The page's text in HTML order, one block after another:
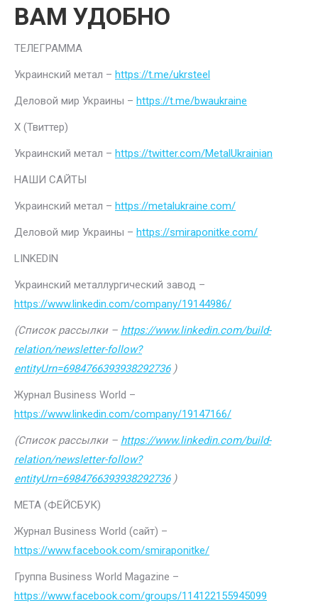
ВАМ УДОБНО
ТЕЛЕГРАММА
Украинский метал – https://t.me/ukrsteel
Деловой мир Украины – https://t.me/bwaukraine
Х (Твиттер)
Украинский метал – https://twitter.com/MetalUkrainian
НАШИ САЙТЫ
Украинский метал – https://metalukraine.com/
Деловой мир Украины – https://smiraponitke.com/
LINKEDIN
Украинский металлургический завод –
https://www.linkedin.com/company/19144986/
(Список рассылки – https://www.linkedin.com/build-
relation/newsletter-follow?
entityUrn=6984766393938292736)
Журнал Business World –
https://www.linkedin.com/company/19147166/
(Список рассылки – https://www.linkedin.com/build-
relation/newsletter-follow?
entityUrn=6984766393938292736)
МЕТА (ФЕЙСБУК)
Журнал Business World (сайт) –
https://www.facebook.com/smiraponitke/
Группа Business World Magazine –
https://www.facebook.com/groups/114122155945099